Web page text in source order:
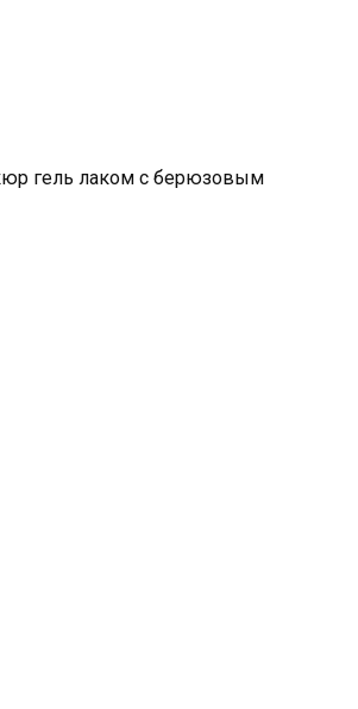
гель лаком с берюзовым